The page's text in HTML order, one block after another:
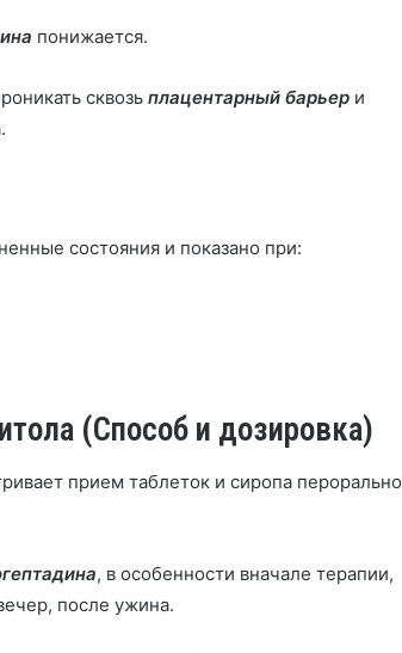
понижается.
сквозь плацентарный барьер и
состояния и показано при:
(Способ и дозировка)
прием таблеток и сиропа перорально
, в особенности вначале терапии,
после ужина.